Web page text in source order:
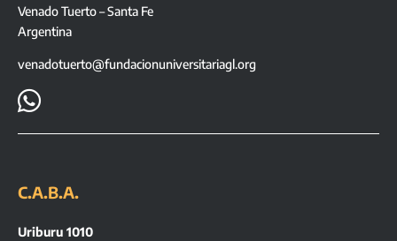
Venado Tuerto – Santa Fe
Argentina
venadotuerto@fundacionuniversitariagl.org

C.A.B.A.
Uriburu 1010